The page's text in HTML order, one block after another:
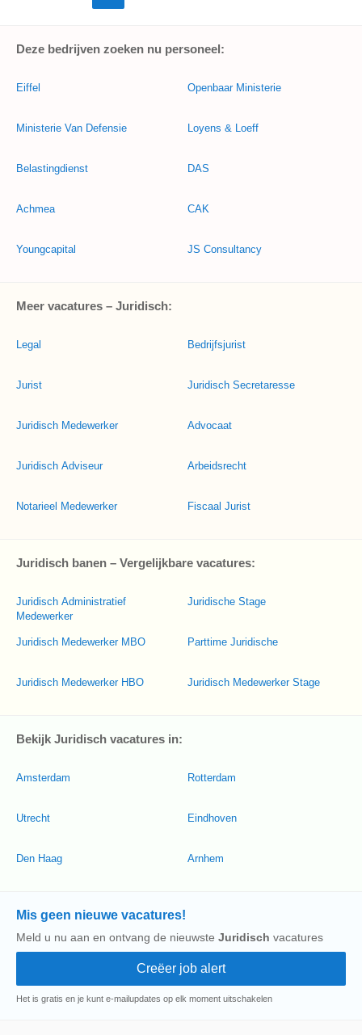
Deze bedrijven zoeken nu personeel:
Eiffel
Ministerie Van Defensie
Belastingdienst
Achmea
Youngcapital
Openbaar Ministerie
Loyens & Loeff
DAS
CAK
JS Consultancy
Meer vacatures – Juridisch:
Legal
Jurist
Juridisch Medewerker
Juridisch Adviseur
Notarieel Medewerker
Bedrijfsjurist
Juridisch Secretaresse
Advocaat
Arbeidsrecht
Fiscaal Jurist
Juridisch banen – Vergelijkbare vacatures:
Juridisch Administratief
Medewerker
Juridisch Medewerker MBO
Juridisch Medewerker HBO
Juridische Stage
Parttime Juridische
Juridisch Medewerker Stage
Bekijk Juridisch vacatures in:
Amsterdam
Utrecht
Den Haag
Rotterdam
Eindhoven
Arnhem
Mis geen nieuwe vacatures!
Meld u nu aan en ontvang de nieuwste Juridisch vacatures
Het is gratis en je kunt e-mailupdates op elk moment uitschakelen